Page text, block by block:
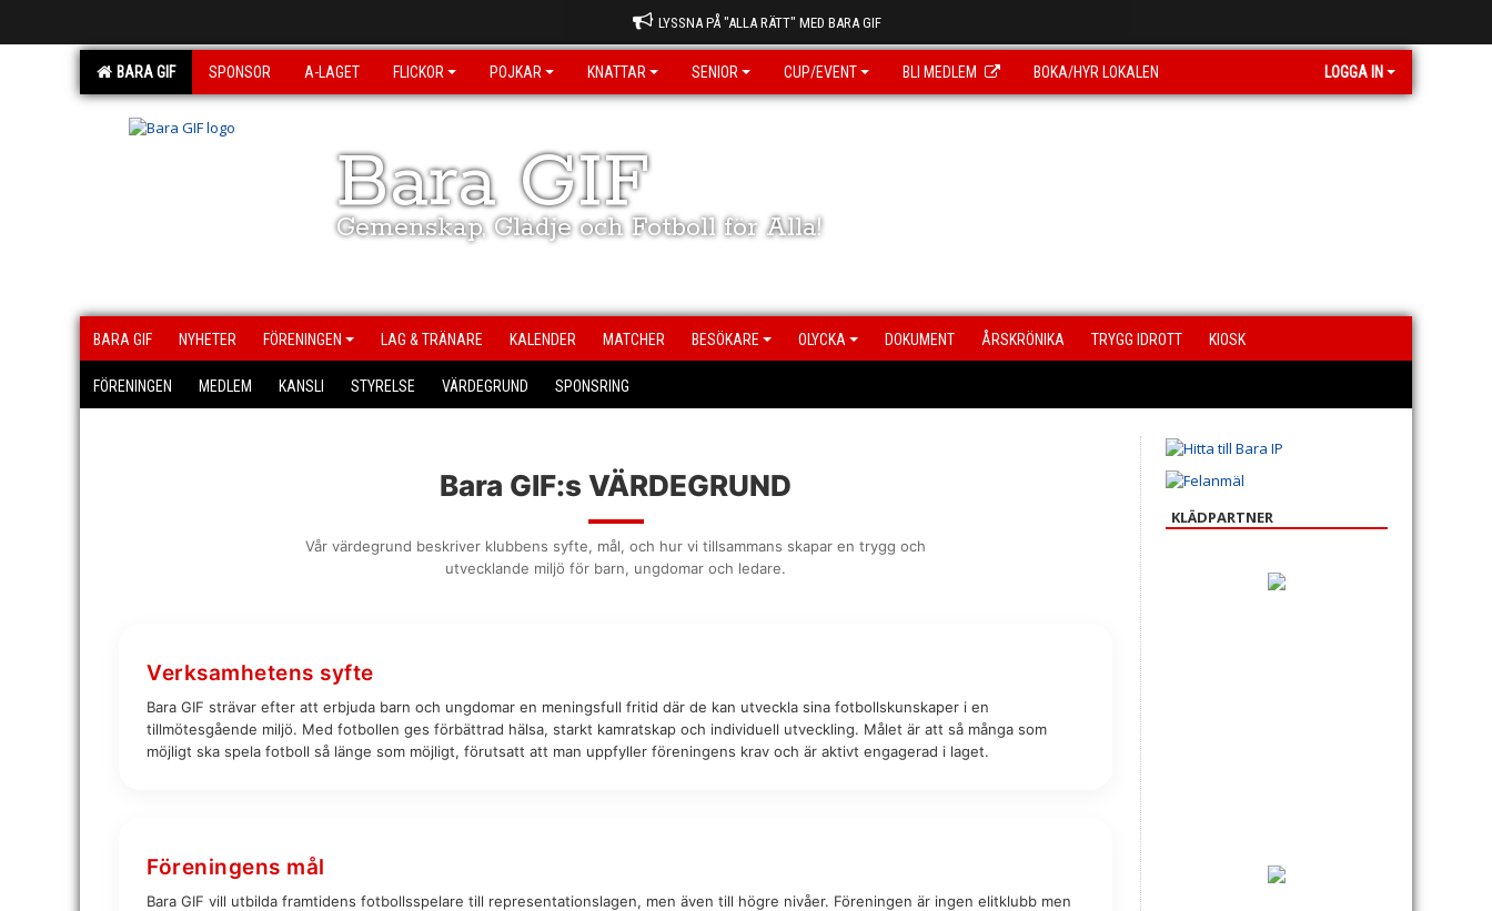
LYSSNA PÅ "ALLA RÄTT" MED BARA GIF
BARA GIF SPONSOR A-LAGET FLICKOR POJKAR KNATTAR SENIOR CUP/EVENT BLI MEDLEM BOKA/HYR LOKALEN LOGGA IN
Bara GIF
Gemenskap, Glädje och Fotboll för Alla!
BARA GIF NYHETER FÖRENINGEN LAG & TRÄNARE KALENDER MATCHER BESÖKARE OLYCKA DOKUMENT ÅRSKRÖNIKA TRYGG IDROTT KIOSK
FÖRENINGEN MEDLEM KANSLI STYRELSE VÄRDEGRUND SPONSRING
Bara GIF:s VÄRDEGRUND
Vår värdegrund beskriver klubbens syfte, mål, och hur vi tillsammans skapar en trygg och
utvecklande miljö för barn, ungdomar och ledare.
Verksamhetens syfte
Bara GIF strävar efter att erbjuda barn och ungdomar en meningsfull fritid där de kan utveckla sina fotbollskunskaper i en
tillmötesgående miljö. Med fotbollen ges förbättrad hälsa, starkt kamratskap och individuell utveckling. Målet är att så många som
möjligt ska spela fotboll så länge som möjligt, förutsatt att man uppfyller föreningens krav och är aktivt engagerad i laget.
Föreningens mål
Bara GIF vill utbilda framtidens fotbollsspelare till representationslagen, men även till högre nivåer. Föreningen är ingen elitklubb men
KLÄDPARTNER